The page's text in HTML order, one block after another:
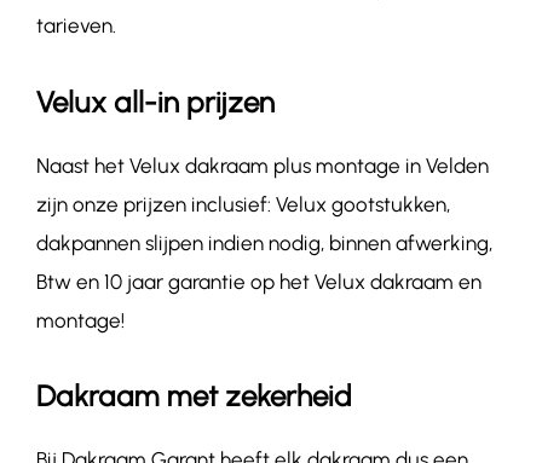
tarieven.
Velux all-in prijzen
Naast het Velux dakraam plus montage in Velden
zijn onze prijzen inclusief: Velux gootstukken,
dakpannen slijpen indien nodig, binnen afwerking,
Btw en 10 jaar garantie op het Velux dakraam en
montage!
Dakraam met zekerheid